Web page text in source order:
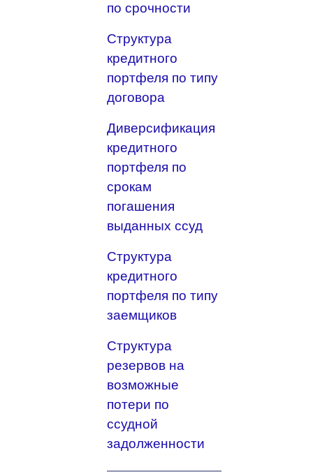
по срочности
Структура
кредитного
портфеля по типу
договора
Диверсификация
кредитного
портфеля по
срокам
погашения
выданных ссуд
Структура
кредитного
портфеля по типу
заемщиков
Структура
резервов на
возможные
потери по
ссудной
задолженности